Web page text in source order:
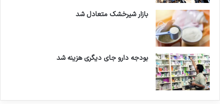
بازار شیرخشک متعادل شد
بودجه دارو جای دیگری هزینه شد